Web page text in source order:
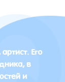
Его
в
и